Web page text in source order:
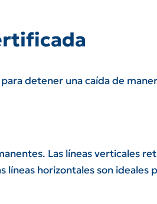
detener una caída de
Las líneas verticales
horizontales son